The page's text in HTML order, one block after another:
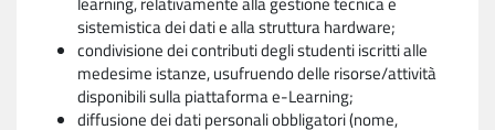
sistemistica dei dati e alla struttura hardware;
condivisione dei contributi degli studenti iscritti alle
medesime istanze, usufruendo delle risorse/attività
disponibili sulla piattaforma e-Learning;
diffusione dei dati personali obbligatori (nome,